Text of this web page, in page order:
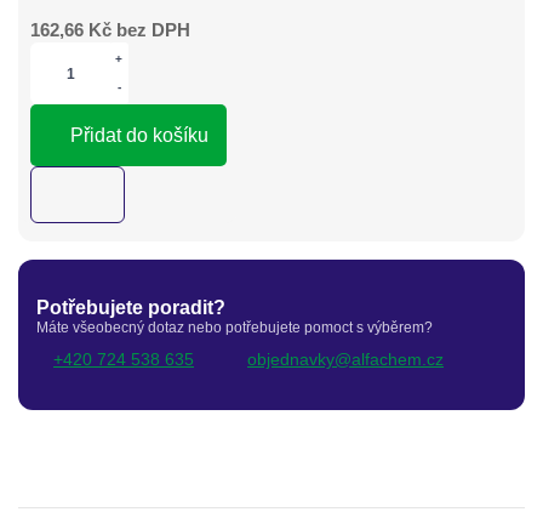
162,66 Kč bez DPH
+
-
Přidat do košíku
Potřebujete poradit?
Máte všeobecný dotaz nebo potřebujete pomoct s výběrem?
+420 724 538 635 objednavky@alfachem.cz